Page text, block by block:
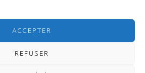
ACCEPTER
REFUSER